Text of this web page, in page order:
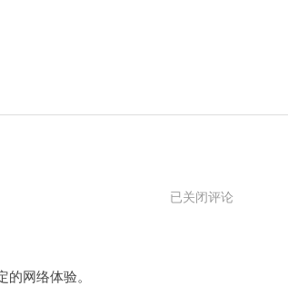
19216831.1
已关闭评论
网络体验。